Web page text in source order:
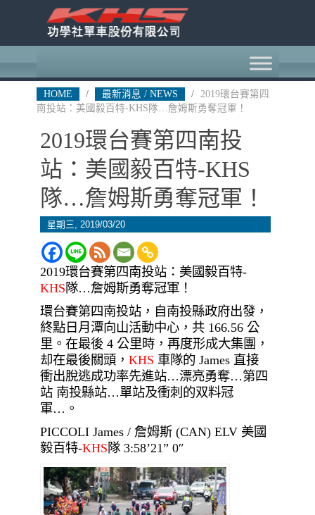
HOME / 最新消息 / NEWS /
2019環台賽第四
南投站：美國毅百特-KHS隊…詹姆斯勇奪冠軍！
2019環台賽第四南投
站：美國毅百特-KHS
隊…詹姆斯勇奪冠軍！
星期三, 2019/03/20
2019環台賽第四南投站：美國毅百特-
KHS 隊…詹姆斯勇奪冠軍！
環台賽第四南投站，自南投縣政府出發，
終點日月潭向山活動中心，共 166.56 公
里。在最後 4 公里時，再度形成大集團，
却在最後關頭， KHS 車隊的 James 直接
衝出脫逃成功率先進站…漂亮勇奪…第四
站 南投縣站…單站及衝刺的双料冠
軍…。
PICCOLI James / 詹姆斯 (CAN) ELV 美國
毅百特-KHS 隊 3:58’21” 0″